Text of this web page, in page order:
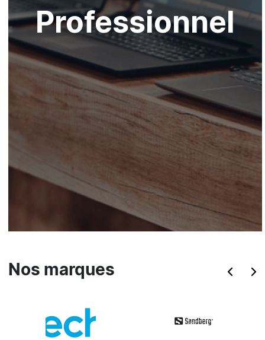
Professionnel
Nos marques